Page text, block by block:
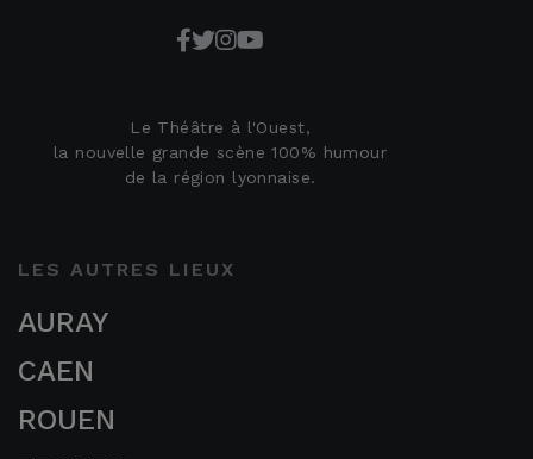
Le Théâtre à l'Ouest,
la nouvelle grande scène 100% humour
de la région lyonnaise.
LES AUTRES LIEUX
AURAY
CAEN
ROUEN